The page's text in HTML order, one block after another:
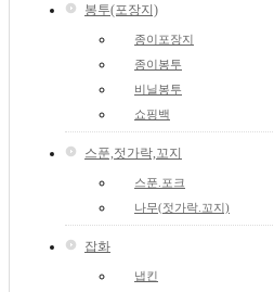
봉투(포장지)
종이포장지
종이봉투
비닐봉투
쇼핑백
스푼,젓가락,꼬지
스푼.포크
나무(젓가락.꼬지)
잡화
냅킨